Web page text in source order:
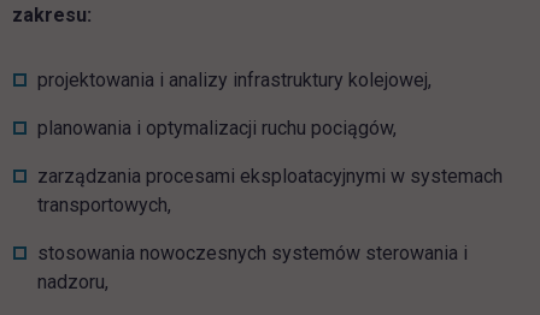
zakresu:
projektowania i analizy infrastruktury kolejowej,
planowania i optymalizacji ruchu pociągów,
zarządzania procesami eksploatacyjnymi w systemach
transportowych,
stosowania nowoczesnych systemów sterowania i
nadzoru,